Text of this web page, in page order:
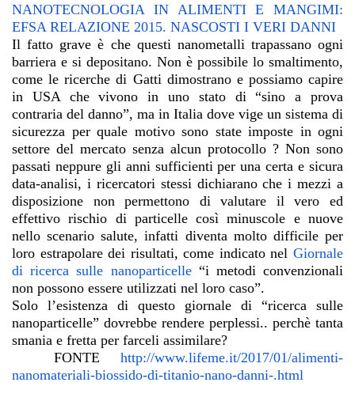
NANOTECNOLOGIA IN ALIMENTI E MANGIMI:
EFSA RELAZIONE 2015. NASCOSTI I VERI DANNI
Il fatto grave è che questi nanometalli trapassano ogni
barriera e si depositano. Non è possibile lo smaltimento,
come le ricerche di Gatti dimostrano e possiamo capire
in USA che vivono in uno stato di “sino a prova
contraria del danno”, ma in Italia dove vige un sistema di
sicurezza per quale motivo sono state imposte in ogni
settore del mercato senza alcun protocollo ? Non sono
passati neppure gli anni sufficienti per una certa e sicura
data-analisi, i ricercatori stessi dichiarano che i mezzi a
disposizione non permettono di valutare il vero ed
effettivo rischio di particelle così minuscole e nuove
nello scenario salute, infatti diventa molto difficile per
loro estrapolare dei risultati, come indicato nel Giornale
di ricerca sulle nanoparticelle “i metodi convenzionali
non possono essere utilizzati nel loro caso”.
Solo l’esistenza di questo giornale di “ricerca sulle
nanoparticelle” dovrebbe rendere perplessi.. perchè tanta
smania e fretta per farceli assimilare?
FONTE
http://www.lifeme.it/2017/01/alimenti-
nanomateriali-biossido-di-titanio-nano-danni-.html